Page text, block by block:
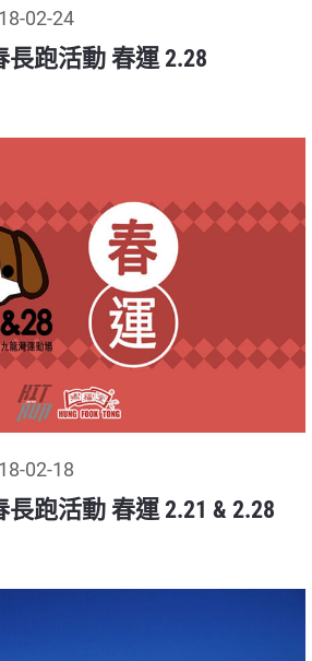
02-24
長跑活動 春運 2.28
02-18
長跑活動 春運 2.21 & 2.28